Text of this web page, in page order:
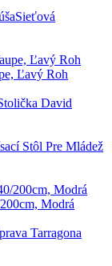
Sieťová
Ľavý Roh
David
Stôl Pre Mládež
Modrá
Tarragona